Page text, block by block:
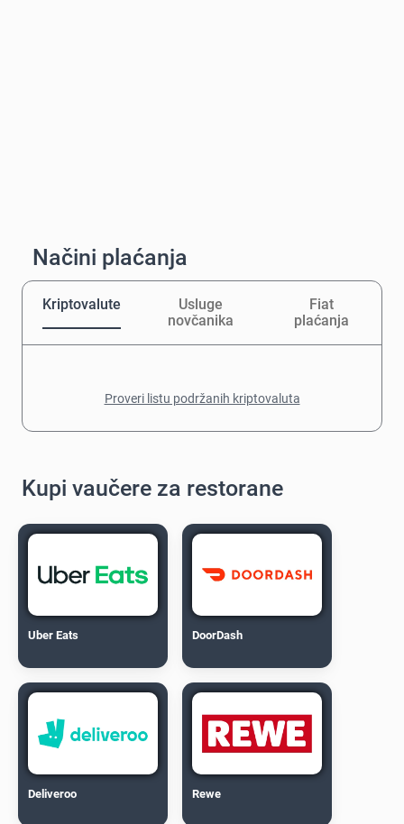
Načini plaćanja
Kriptovalute
Usluge
novčanika
Fiat
plaćanja
Proveri listu podržanih kriptovaluta
Kupi vaučere za restorane
Uber Eats DoorDash
Deliveroo Rewe